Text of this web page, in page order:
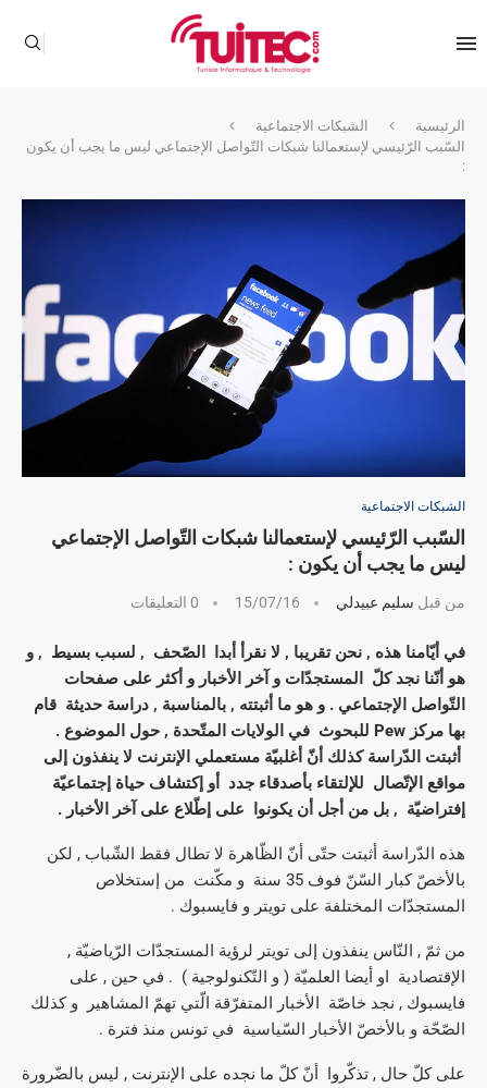
الرئيسية
الشبكات الاجتماعية
السّبب الرّئيسي لإستعمالنا شبكات التّواصل الإجتماعي ليس ما يجب أن يكون
:
الشبكات الاجتماعية
السّبب الرّئيسي لإستعمالنا شبكات التّواصل الإجتماعي
ليس ما يجب أن يكون :
من قبل سليم عبيدلي 15/07/16 0 التعليقات
في أيّامنا هذه , نحن تقريبا , لا نقرأ أبدا الصّحف , لسبب بسيط , و
هو أنّنا نجد كلّ المستجدّات و آخر الأخبار و أكثر على صفحات
التّواصل الإجتماعي . و هو ما أثبتته , بالمناسبة , دراسة حديثة قام
بها مركز Pew للبحوث في الولايات المتّحدة , حول الموضوع .
أثبتت الدّراسة كذلك أنّ أغلبيّة مستعملي الإنترنت لا ينفذون إلى
مواقع الإتّصال للإلتقاء بأصدقاء جدد أو إكتشاف حياة إجتماعيّة
إفتراضيّة , بل من أجل أن يكونوا على إطّلاع على آخر الأخبار .
هذه الدّراسة أثبتت حتّى أنّ الظّاهرة لا تطال فقط الشّباب , لكن
بالأخصّ كبار السّنّ فوف 35 سنة و مكّنت من إستخلاص
المستجدّات المختلفة على تويتر و فايسبوك .
من ثمّ , النّاس ينفذون إلى تويتر لرؤية المستجدّات الرّياضيّة ,
الإقتصادية او أيضا العلميّة ( و التّكنولوجية ) . في حين , على
فايسبوك , نجد خاصّة الأخبار المتفرّقة الّتي تهمّ المشاهير و كذلك
الصّحّة و بالأخصّ الأخبار السّياسية في تونس منذ فترة .
على كلّ حال , تذكّروا أنّ كلّ ما نجده على الإنترنت , ليس بالضّرورة